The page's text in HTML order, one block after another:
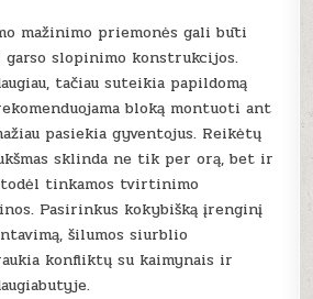
mažinimo priemonės gali būti
garso slopinimo konstrukcijos.
tačiau suteikia papildomą
bloką montuoti ant
pasiekia gyventojus. Reikėtų
sklinda ne tik per orą, bet ir
tinkamos tvirtinimo
Pasirinkus kokybišką įrenginį
šilumos siurblio
konfliktų su kaimynais ir